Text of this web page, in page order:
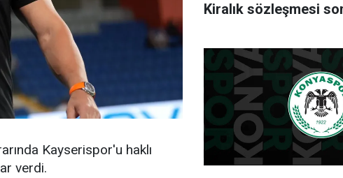
Kayserispor'u haklı
verdi.
Kiralık sözleşmesi